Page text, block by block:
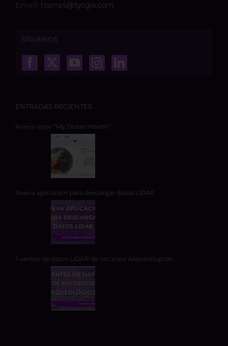
Email: l.torres@tycgis.com
SÍGUENOS
ENTRADAS RECIENTES
Nuevo visor “My Ocean Health”
Nueva aplicación para descargar datos LiDAR
Fuentes de datos LiDAR de recursos Arqueológicos